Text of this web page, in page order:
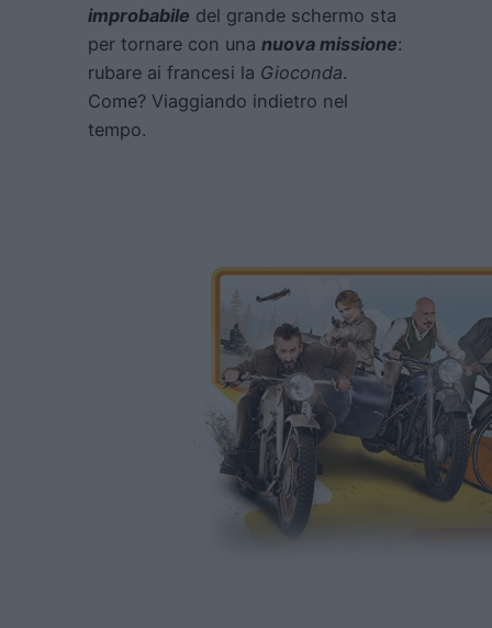
improbabile del grande schermo sta
per tornare con una nuova missione:
rubare ai francesi la Gioconda.
Come? Viaggiando indietro nel
tempo.